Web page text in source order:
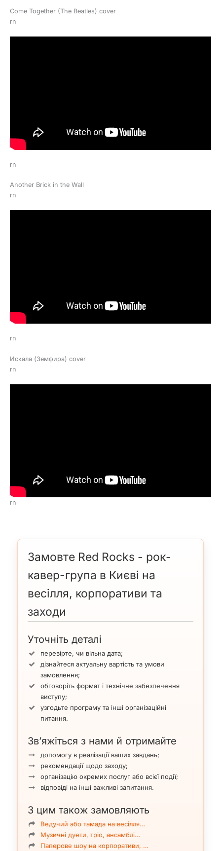
Come Together (The Beatles) cover
rn
rn
Another Brick in the Wall
rn
rn
Искала (Земфира) cover
rn
rn
Замовте Red Rocks - рок-
кавер-група в Києві на
весілля, корпоративи та
заходи
Уточніть деталі
перевірте, чи вільна дата;
дізнайтеся актуальну вартість та умови
замовлення;
обговоріть формат і технічне забезпечення
виступу;
узгодьте програму та інші організаційні
питання.
Зв’яжіться з нами й отримайте
допомогу в реалізації ваших завдань;
рекомендації щодо заходу;
організацію окремих послуг або всієї події;
відповіді на інші важливі запитання.
З цим також замовляють
Ведучий або тамада на весілля…
Музичні дуети, тріо, ансамблі…
Паперове шоу на корпоративи, …